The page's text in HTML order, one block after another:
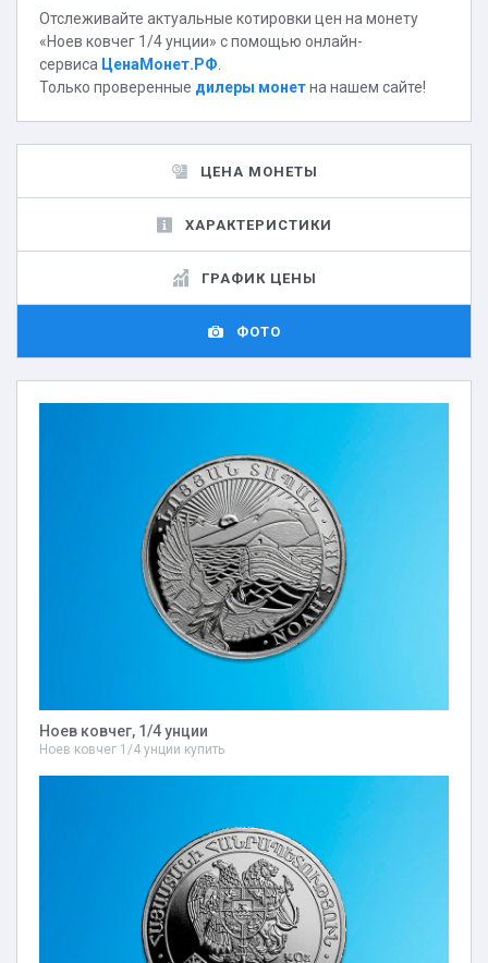
Отслеживайте актуальные котировки цен на монету
«Ноев ковчег 1/4 унции» с помощью онлайн-
сервиса ЦенаМонет.РФ
Только проверенные дилеры монетна нашем сайте!
ЦЕНА МОНЕТЫ
ХАРАКТЕРИСТИКИ
ГРАФИК ЦЕНЫ
ФОТО
Ноев ковчег, 1/4 унции
Ноев ковчег 1/4 унции купить